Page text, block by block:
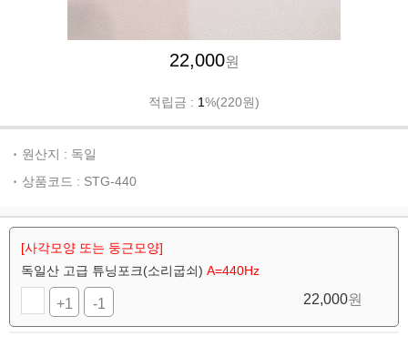
22,000원
적립금 : 1%(220원)
원산지 : 독일
상품코드 : STG-440
[사각모양 또는 둥근모양]
독일산 고급 튜닝포크(소리굽쇠) A=440Hz
+1 -1 22,000원